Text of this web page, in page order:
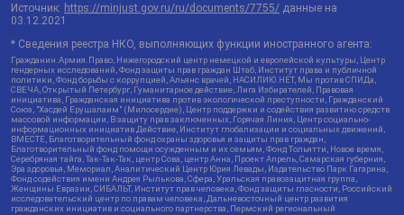
Источник: https://minjust.gov.ru/ru/documents/7755/ данные на
03.12.2021
* Сведения реестра НКО, выполняющих функции иностранного агента:
Гражданин.Армия.Право, Нижегородский центр немецкой и европейской культуры, Центр
гендерных исследований, Фонд защиты прав граждан Штаб, Институт права и публичной
политики, Фонд борьбы с коррупцией, Альянс врачей, НАСИЛИЮ.НЕТ, Мы против СПИДа,
СВЕЧА, Открытый Петербург, Гуманитарное действие, Лига Избирателей, Правовая
инициатива, Гражданская инициатива против экологической преступности, Гражданский
Союз, "Хасдей Ерушалаим" (Милосердие), Центр поддержки и содействия развитию средств
массовой информации, В защиту прав заключенных, Горячая Линия, Центр социально-
информационных инициатив Действие, Институт глобализации и социальных движений,
ВМЕСТЕ, Благотворительный фонд охраны здоровья и защиты прав граждан,
Благотворительный фонд помощи осужденным и их семьям, Фонд Тольятти, Новое время,
Серебряная тайга, Так-Так-Так, центр Сова, центр Анна, Проект Апрель, Самарская губерния,
Эра здоровья, Мемориал, Аналитический Центр Юрия Левады, Издательство Парк Гагарина,
Фонд содействия имени Андрея Рылькова, Сфера, Уральская правозащитная группа,
Женщины Евразии, СИБАЛЬТ, Институт прав человека, Фонд защиты гласности, Российский
исследовательский центр по правам человека, Дальневосточный центр развития
гражданских инициатив и социального партнерства, Пермский региональный